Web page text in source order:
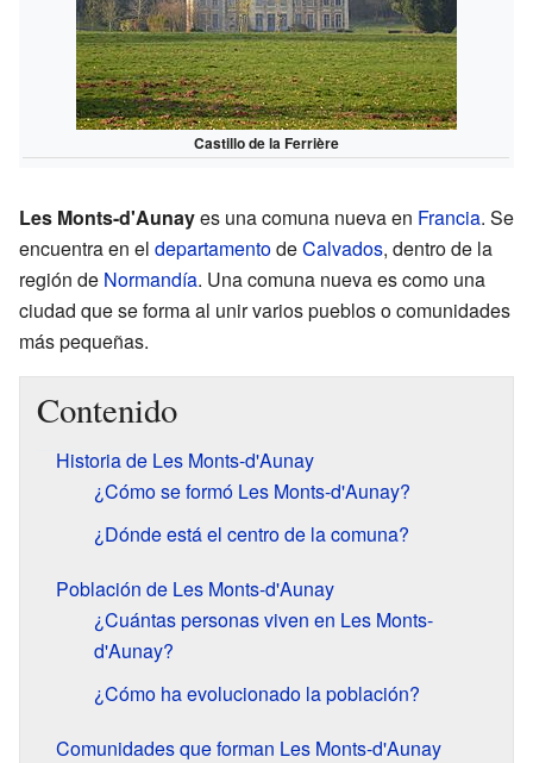
Castillo de la Ferrière
Les Monts-d'Aunayes una comuna nueva en Francia. Se
encuentra en el departamentodeCalvados, dentro de la
región de Normandía. Una comuna nueva es como una
ciudad que se forma al unir varios pueblos o comunidades
más pequeñas.
Contenido
Historia de Les Monts-d'Aunay
¿Cómo se formó Les Monts-d'Aunay?
¿Dónde está el centro de la comuna?
Población de Les Monts-d'Aunay
¿Cuántas personas viven en Les Monts-
d'Aunay?
¿Cómo ha evolucionado la población?
Comunidades que forman Les Monts-d'Aunay